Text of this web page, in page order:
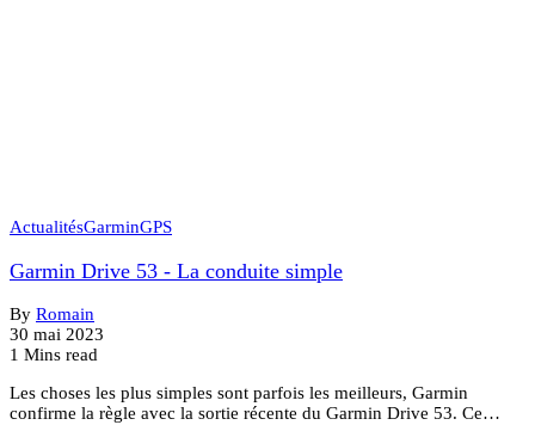
ActualitésGarminGPS
Garmin Drive 53 - La conduite simple
By Romain
30 mai 2023
1 Mins read
Les choses les plus simples sont parfois les meilleurs, Garmin
confirme la règle avec la sortie récente du Garmin Drive 53. Ce…